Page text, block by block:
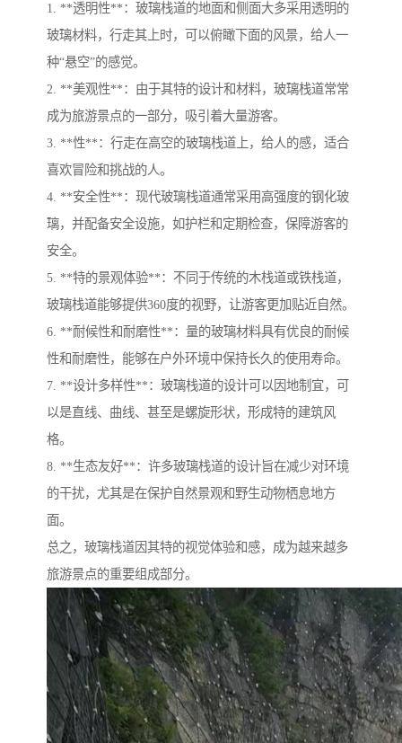
1. **透明性**：玻璃栈道的地面和侧面大多采用透明的
玻璃材料，行走其上时，可以俯瞰下面的风景，给人一
种“悬空”的感觉。
2. **美观性**：由于其特的设计和材料，玻璃栈道常常
成为旅游景点的一部分，吸引着大量游客。
3. **性**：行走在高空的玻璃栈道上，给人的感，适合
喜欢冒险和挑战的人。
4. **安全性**：现代玻璃栈道通常采用高强度的钢化玻
璃，并配备安全设施，如护栏和定期检查，保障游客的
安全。
5. **特的景观体验**：不同于传统的木栈道或铁栈道，
玻璃栈道能够提供360度的视野，让游客更加贴近自然。
6. **耐候性和耐磨性**：量的玻璃材料具有优良的耐候
性和耐磨性，能够在户外环境中保持长久的使用寿命。
7. **设计多样性**：玻璃栈道的设计可以因地制宜，可
以是直线、曲线、甚至是螺旋形状，形成特的建筑风
格。
8. **生态友好**：许多玻璃栈道的设计旨在减少对环境
的干扰，尤其是在保护自然景观和野生动物栖息地方
面。
总之，玻璃栈道因其特的视觉体验和感，成为越来越多
旅游景点的重要组成部分。